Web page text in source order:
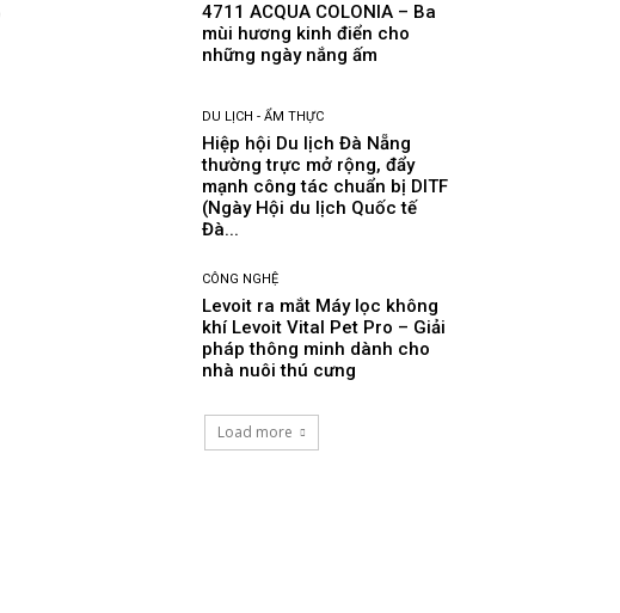
4711 ACQUA COLONIA – Ba
mùi hương kinh điển cho
những ngày nắng ấm
DU LỊCH - ẨM THỰC
Hiệp hội Du lịch Đà Nẵng
thường trực mở rộng, đẩy
mạnh công tác chuẩn bị DITF
(Ngày Hội du lịch Quốc tế
Đà...
CÔNG NGHỆ
Levoit ra mắt Máy lọc không
khí Levoit Vital Pet Pro – Giải
pháp thông minh dành cho
nhà nuôi thú cưng
Load more